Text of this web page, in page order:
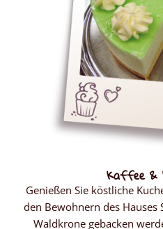
Kaffee &
Genießen Sie köstliche
den Bewohnern des Hauses
Waldkrone gebacken